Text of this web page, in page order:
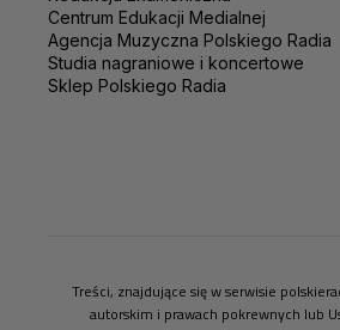
Centrum Edukacji Medialnej
Agencja Muzyczna Polskiego Radia
Studia nagraniowe i koncertowe
Sklep Polskiego Radia
Treści, znajdujące się w serwisie
autorskim i prawach pokrewnych lub